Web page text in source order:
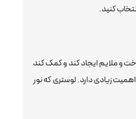
کنید.
و ملایم ایجاد کند و کمک کند
زیادی دارد. لوستری که نور